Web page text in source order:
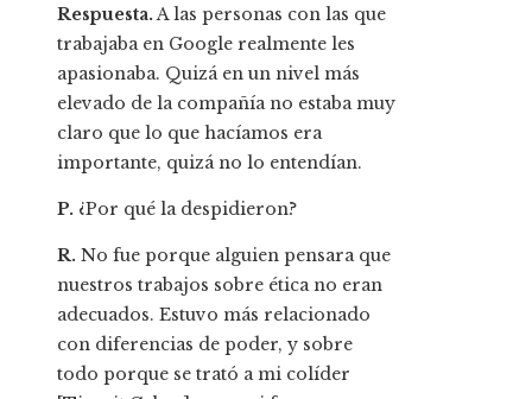
Respuesta.A las personas con las que
trabajaba en Google realmente les
apasionaba. Quizá en un nivel más
elevado de la compañía no estaba muy
claro que lo que hacíamos era
importante, quizá no lo entendían.
P. ¿Por qué la despidieron?
R. No fue porque alguien pensara que
nuestros trabajos sobre ética no eran
adecuados. Estuvo más relacionado
con diferencias de poder, y sobre
todo porque se trató a mi colíder